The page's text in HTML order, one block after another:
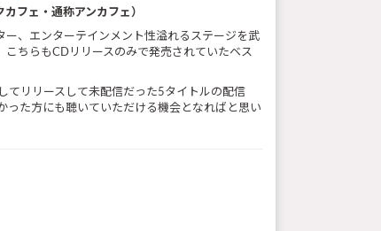
カフェ・通称アンカフェ）
、エンターテインメント性溢れるステージを武
ちらもCDリリースのみで発売されていたベス
リリースして未配信だった5タイトルの配信
た方にも聴いていただける機会となればと思い